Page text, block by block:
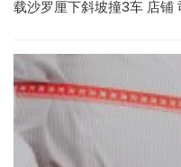
载沙罗厘下斜坡撞3车 店铺